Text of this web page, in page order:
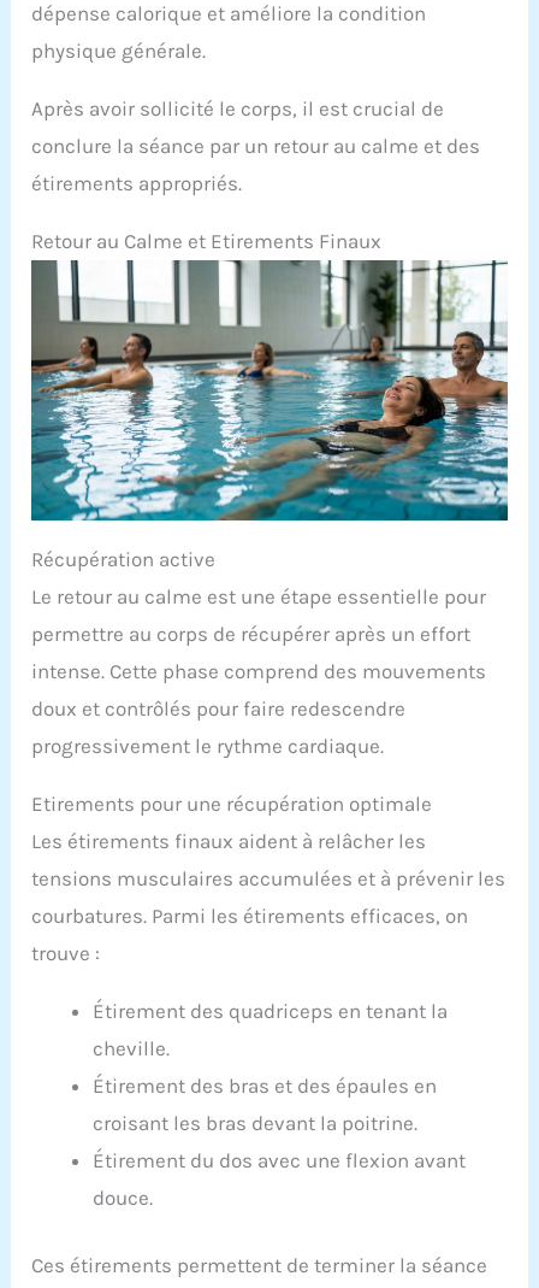
dépense calorique et améliore la condition
physique générale.
Après avoir sollicité le corps, il est crucial de
conclure la séance par un retour au calme et des
étirements appropriés.
Retour au Calme et Etirements Finaux
Récupération active
Le retour au calme est une étape essentielle pour
permettre au corps de récupérer après un effort
intense. Cette phase comprend des mouvements
doux et contrôlés pour faire redescendre
progressivement le rythme cardiaque.
Etirements pour une récupération optimale
Les étirements finaux aident à relâcher les
tensions musculaires accumulées et à prévenir les
courbatures. Parmi les étirements efficaces, on
trouve :
Étirement des quadriceps en tenant la
cheville.
Étirement des bras et des épaules en
croisant les bras devant la poitrine.
Étirement du dos avec une flexion avant
douce.
Ces étirements permettent de terminer la séance